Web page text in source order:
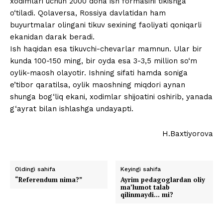
o‘tiladi. Qolaversa, Rossiya davlatidan ham
buyurtmalar olingani tikuv sexining faoliyati qoniqarli
ekanidan darak beradi.
Ish haqidan esa tikuvchi-chevarlar mamnun. Ular bir
kunda 100-150 ming, bir oyda esa 3-3,5 million so‘m
oylik-maosh olayotir. Ishning sifati hamda soniga
e’tibor qaratilsa, oylik maoshning miqdori aynan
shunga bog‘liq ekani, xodimlar shijoatini oshirib, yanada
g‘ayrat bilan ishlashga undayapti.
H.Baxtiyorova
Oldingi sahifa
“Referendum nima?”
Keyingi sahifa
Ayrim pedagoglardan oliy
ma’lumot talab
qilinmaydi… mi?